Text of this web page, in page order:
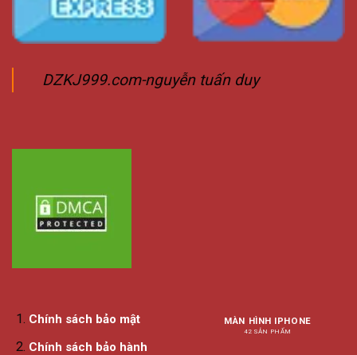
DZKJ999.com-nguyễn tuấn duy
Chính sách bảo mật
Chính sách bảo hành
MÀN HÌNH IPHONE
42 SẢN PHẨM